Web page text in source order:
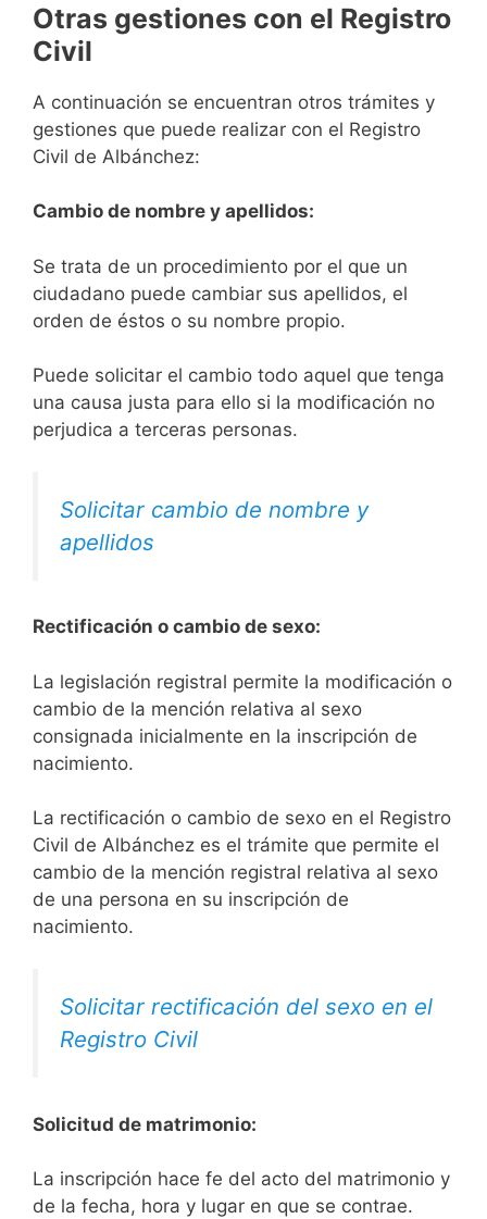
Otras gestiones con el Registro
Civil
A continuación se encuentran otros trámites y
gestiones que puede realizar con el Registro
Civil de Albánchez:
Cambio de nombre y apellidos:
Se trata de un procedimiento por el que un
ciudadano puede cambiar sus apellidos, el
orden de éstos o su nombre propio.
Puede solicitar el cambio todo aquel que tenga
una causa justa para ello si la modificación no
perjudica a terceras personas.
Solicitar cambio de nombre y
apellidos
Rectificación o cambio de sexo:
La legislación registral permite la modificación o
cambio de la mención relativa al sexo
consignada inicialmente en la inscripción de
nacimiento.
La rectificación o cambio de sexo en el Registro
Civil de Albánchez es el trámite que permite el
cambio de la mención registral relativa al sexo
de una persona en su inscripción de
nacimiento.
Solicitar rectificación del sexo en el
Registro Civil
Solicitud de matrimonio:
La inscripción hace fe del acto del matrimonio y
de la fecha, hora y lugar en que se contrae.